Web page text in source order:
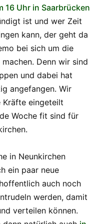
16 Uhr in Saarbrücken
ist und wer Zeit
kann, der geht da
bei sich um die
Denn wir sind
und dabei hat
angefangen. Wir
Kräfte eingeteilt
Woche fit sind für
in Neunkirchen
ein paar neue
auch noch
werden, damit
verteilen können.